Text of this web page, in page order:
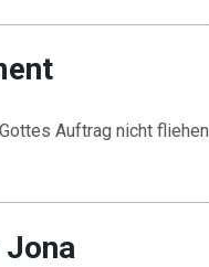
Auftrag nicht fliehen
Jona